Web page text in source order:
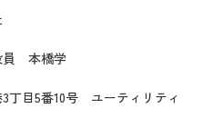
員 本橋学
丁目5番10号 ユーティリティ